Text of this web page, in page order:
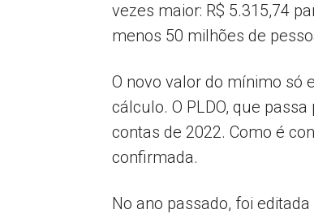
vezes maior: R$ 5.315,74
menos 50 milhões de
O novo valor do mínimo só
cálculo. O PLDO, que
contas de 2022. Como é
confirmada.
No ano passado, foi